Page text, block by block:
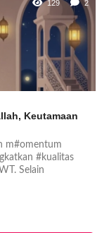
129 2
Keutamaan
m#omentum
#kualitas
Selain